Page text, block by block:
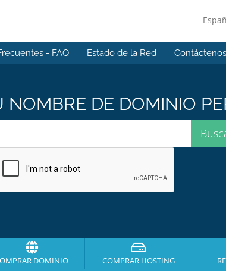
- FAQ Estado de la Red Contáctenos
DE DOMINIO
DOMINIO COMPRAR HOSTING